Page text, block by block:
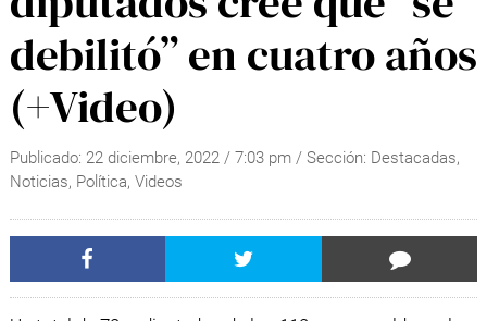
debilitó” en cuatro años
(+Video)
Publicado: 22 diciembre, 2022/ 7:03 pm / Sección: Destacadas,
Noticias, Política, Videos